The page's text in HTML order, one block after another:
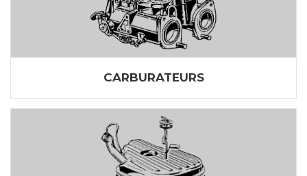
CARBURATEURS